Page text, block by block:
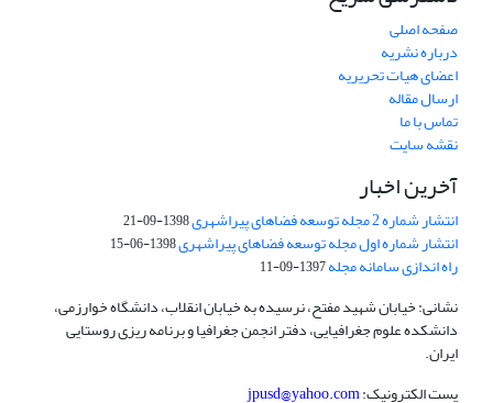
صفحه اصلی
درباره نشریه
اعضای هیات تحریریه
ارسال مقاله
تماس با ما
نقشه سایت
آخرین اخبار
انتشار شماره 2 مجله توسعه فضاهای پیراشهری 1398-09-21
انتشار شماره اول مجله توسعه فضاهای پیراشهری1398-06-15
راه اندازی سامانه مجله1397-09-11
نشانی: خیابان شهید مفتح، نرسیده به خیابان انقلاب، دانشگاه خوارزمی،
دانشکده علوم جغرافیایی، دفتر انجمن جغرافیا و برنامه ریزی روستایی
ایران.
پست الکترونیک:jpusd@yahoo.com